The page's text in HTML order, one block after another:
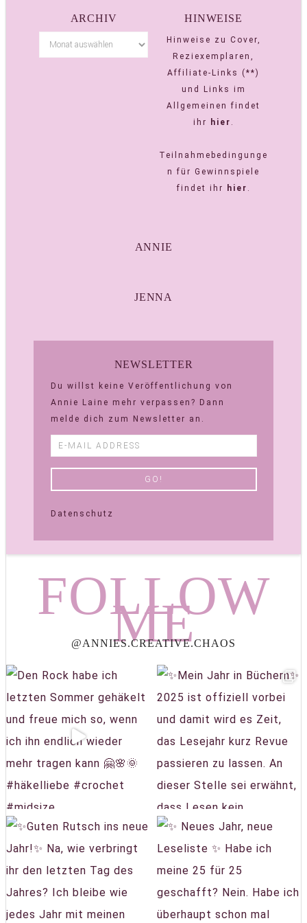
ARCHIV HINWEISE
Hinweise zu Cover,
Reziexemplaren,
Affiliate-Links (**)
und Links im
Allgemeinen findet
ihr
hier .
Teilnahmebedingunge
n für Gewinnspiele
findet ihr
hier .
ANNIE
JENNA
NEWSLETTER
Du willst keine Veröffentlichung von
Annie Laine mehr verpassen? Dann
melde dich zum Newsletter an.
Datenschutz
FOLLOW
ME
@ANNIES.CREATIVE.CHAOS